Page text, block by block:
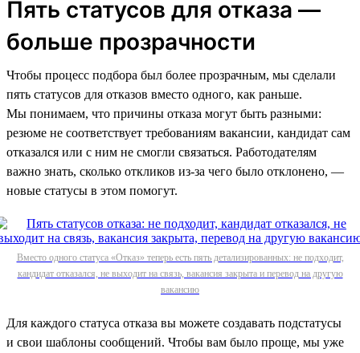
Пять статусов для отказа —
больше прозрачности
Чтобы процесс подбора был более прозрачным, мы сделали
пять статусов для отказов вместо одного, как раньше.
Мы понимаем, что причины отказа могут быть разными:
резюме не соответствует требованиям вакансии, кандидат сам
отказался или с ним не смогли связаться. Работодателям
важно знать, сколько откликов из-за чего было отклонено, —
новые статусы в этом помогут.
Вместо одного статуса «Отказ» теперь есть пять детализированных: не подходит,
кандидат отказался, не выходит на связь, вакансия закрыта и перевод на другую
вакансию
Для каждого статуса отказа вы можете создавать подстатусы
и свои шаблоны сообщений. Чтобы вам было проще, мы уже